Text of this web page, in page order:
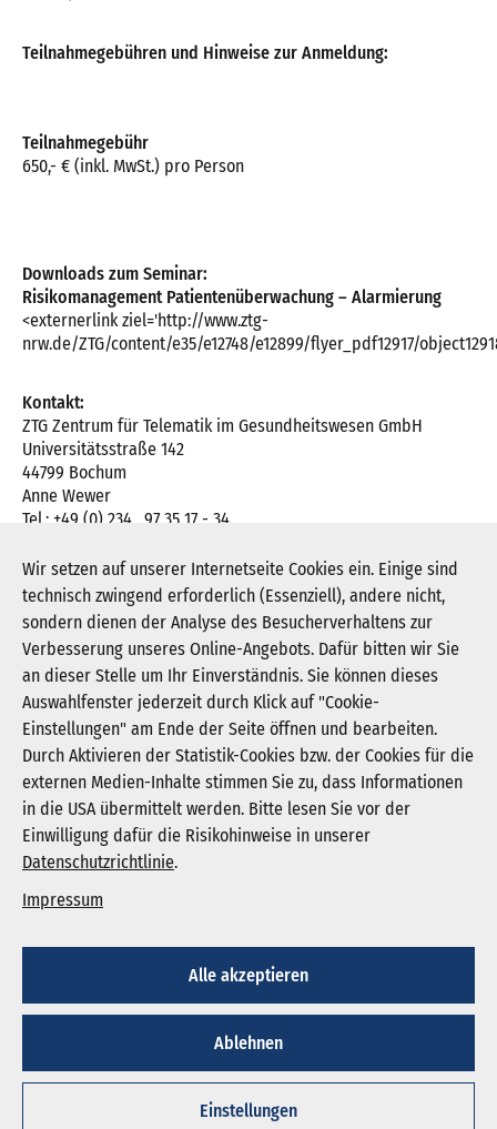
Wir setzen auf unserer Internetseite Cookies ein. Einige sind
technisch zwingend erforderlich (Essenziell), andere nicht,
sondern dienen der Analyse des Besucherverhaltens zur
Verbesserung unseres Online-Angebots. Dafür bitten wir Sie
an dieser Stelle um Ihr Einverständnis. Sie können dieses
Auswahlfenster jederzeit durch Klick auf "Cookie-
Einstellungen" am Ende der Seite öffnen und bearbeiten.
Durch Aktivieren der Statistik-Cookies bzw. der Cookies für die
externen Medien-Inhalte stimmen Sie zu, dass Informationen
in die USA übermittelt werden. Bitte lesen Sie vor der
Einwilligung dafür die Risikohinweise in unserer
Datenschutzrichtlinie.
Impressum
Alle akzeptieren
Ablehnen
Einstellungen
Teilnahmegebühren und Hinweise zur Anmeldung:
Teilnahmegebühr
650,- € (inkl. MwSt.) pro Person
Downloads zum Seminar:
Risikomanagement Patientenüberwachung – Alarmierung
<externerlink ziel='http://www.ztg-
nrw.de/ZTG/content/e35/e12748/e12899/flyer_pdf12917/
Kontakt:
ZTG Zentrum für Telematik im Gesundheitswesen GmbH
Universitätsstraße 142
44799 Bochum
Anne Wewer
Tel.: +49 (0) 234 . 97 35 17 - 34
E-Mail:a.wewer@ztg-nrw.de
Newsletter abonnieren
Registrieren
KGNW - Krankenhausgesellschaft Nordrhein-
Westfalen e. V.
Humboldtstraße 31,
© 2026
Impressum
Datenschutz
Cookie-Einstellungen